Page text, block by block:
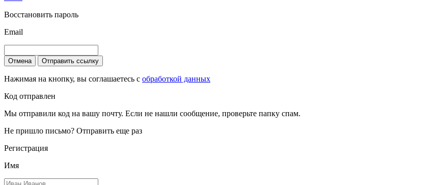
Восстановить пароль
Email
Отмена Отправить ссылку
Нажимая на кнопку, вы соглашаетесь с обработкой данных
Код отправлен
Мы отправили код на вашу почту. Если не нашли сообщение, проверьте папку спам.
Не пришло письмо? Отправить еще раз
Регистрация
Имя